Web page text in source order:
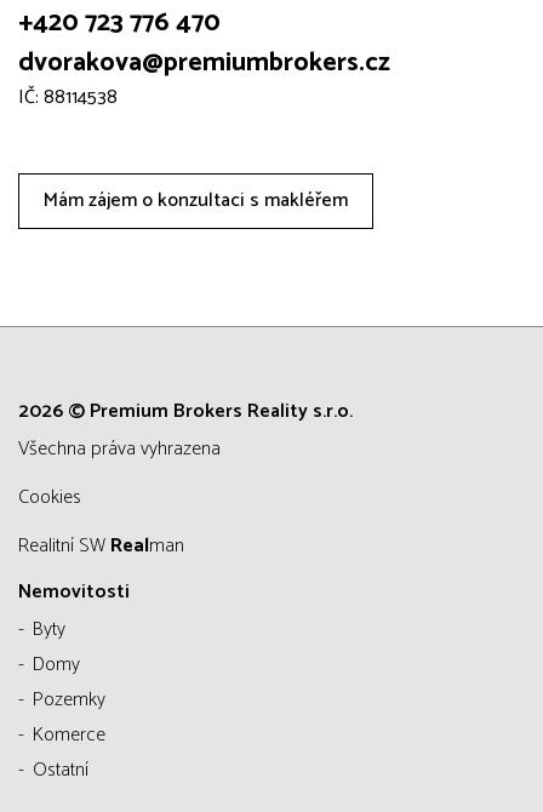
+420 723 776 470
dvorakova@premiumbrokers.cz
IČ: 88114538
Mám zájem o konzultaci s makléřem
2026 © Premium Brokers Reality s.r.o.
všechna práva vyhrazena
Cookies
Realitní SWRealman
Nemovitosti
Byty
Domy
Pozemky
Komerce
Ostatní